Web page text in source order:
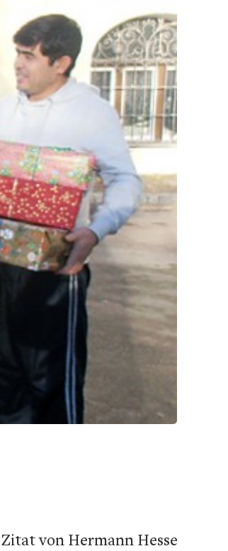
von Hermann Hesse